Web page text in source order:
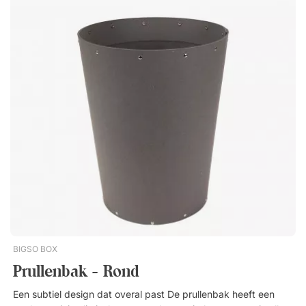
Combineer gerust met andere leren producten uit dezelfde
serie voor een stijlvolle totaalindruk. Gemaakt van gerecycled,
echt Italiaans leer. Voorzien van een decoratieve, gestikte
rand. Met een aparte binnenring voor de afvalzak.
BIGSO BOX
Prullenbak - Rond
Een subtiel design dat overal past De prullenbak heeft een